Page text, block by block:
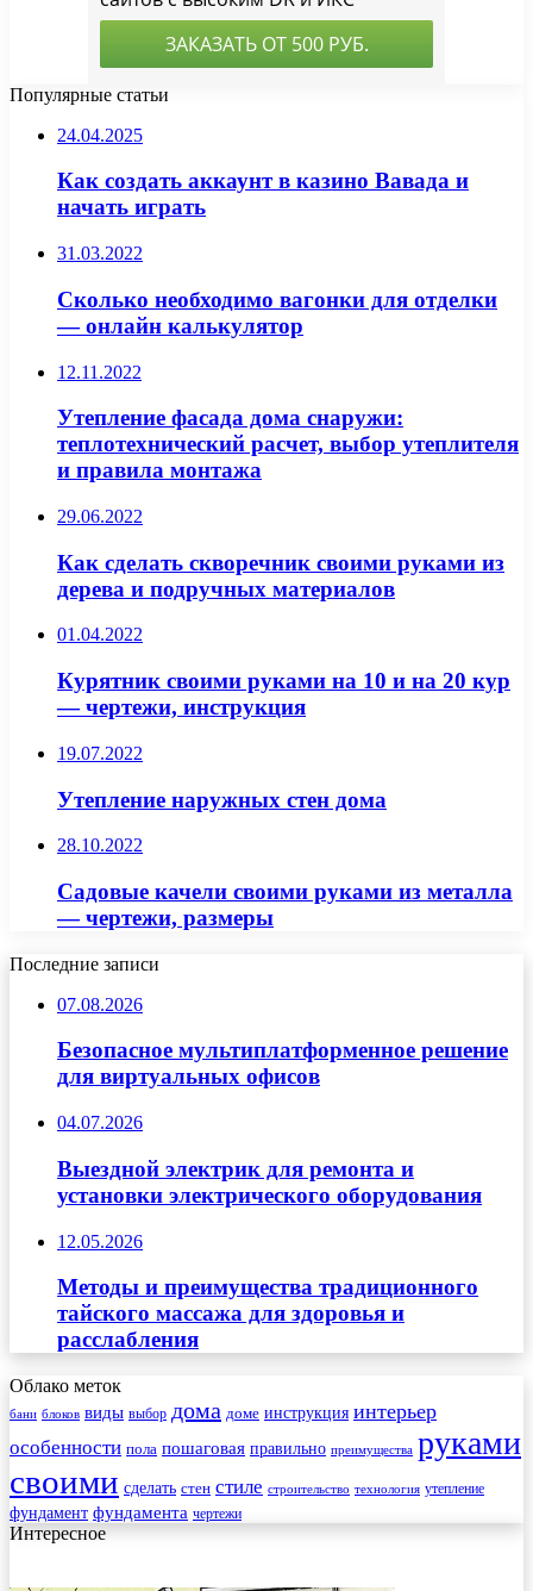
Популярные статьи
24.04.2025
Как создать аккаунт в казино Вавада и
начать играть
31.03.2022
Сколько необходимо вагонки для отделки
— онлайн калькулятор
12.11.2022
Утепление фасада дома снаружи:
теплотехнический расчет, выбор утеплителя
и правила монтажа
29.06.2022
Как сделать скворечник своими руками из
дерева и подручных материалов
01.04.2022
Курятник своими руками на 10 и на 20 кур
— чертежи, инструкция
19.07.2022
Утепление наружных стен дома
28.10.2022
Садовые качели своими руками из металла
— чертежи, размеры
Последние записи
07.08.2026
Безопасное мультиплатформенное решение
для виртуальных офисов
04.07.2026
Выездной электрик для ремонта и
установки электрического оборудования
12.05.2026
Методы и преимущества традиционного
тайского массажа для здоровья и
расслабления
Облако меток
бани блоков виды выбор дома доме инструкция интерьер
особенности пола пошаговая правильно преимущества руками
своими сделать стен стиле строительство технология утепление
фундамент фундамента чертежи
Интересное